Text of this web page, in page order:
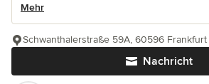
Mehr
Nachricht
Schwanthalerstraße 59A, 60596 Frankfurt